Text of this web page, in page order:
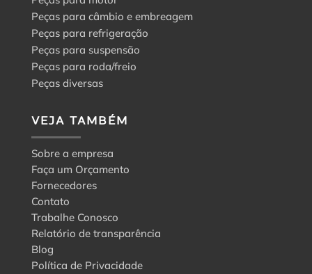
Peças para câmbio e embreagem
Peças para refrigeração
Peças para suspensão
Peças para roda/freio
Peças diversas
VEJA TAMBÉM
Sobre a empresa
Faça um Orçamento
Fornecedores
Contato
Trabalhe Conosco
Relatório de transparência
Blog
Política de Privacidade